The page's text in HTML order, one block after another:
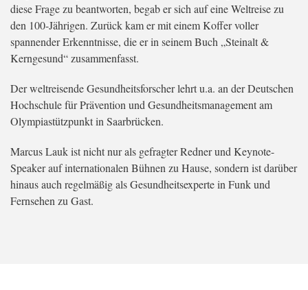
diese Frage zu beantworten, begab er sich auf eine Weltreise zu
den 100-Jährigen. Zurück kam er mit einem Koffer voller
spannender Erkenntnisse, die er in seinem Buch „Steinalt &
Kerngesund“ zusammenfasst.
Der weltreisende Gesundheitsforscher lehrt u.a. an der Deutschen
Hochschule für Prävention und Gesundheitsmanagement am
Olympiastützpunkt in Saarbrücken.
Marcus Lauk ist nicht nur als gefragter Redner und Keynote-
Speaker auf internationalen Bühnen zu Hause, sondern ist darüber
hinaus auch regelmäßig als Gesundheitsexperte in Funk und
Fernsehen zu Gast.